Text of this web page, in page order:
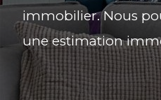
immobilier. Nous
une estimation